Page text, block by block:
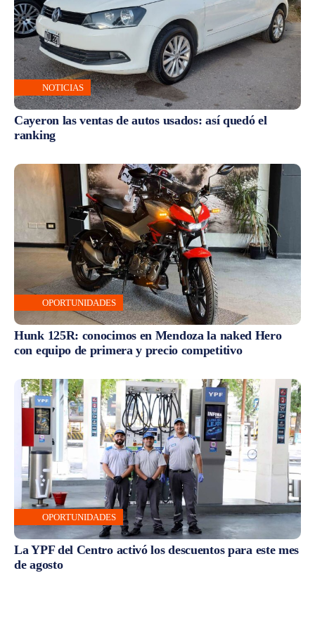
NOTICIAS
Cayeron las ventas de autos usados: así quedó el
ranking
OPORTUNIDADES
Hunk 125R: conocimos en Mendoza la naked Hero
con equipo de primera y precio competitivo
OPORTUNIDADES
La YPF del Centro activó los descuentos para este mes
de agosto